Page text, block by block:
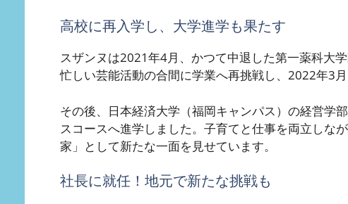
高校に再入学し、大学進学も果たす
スザンヌは2021年4月、かつて中退した第一薬科大
忙しい芸能活動の合間に学業へ再挑戦し、2022年3月
その後、日本経済大学（福岡キャンパス）の経営学
スコースへ進学しました。子育てと仕事を両立しな
家」として新たな一面を見せています。
社長に就任！地元で新たな挑戦も